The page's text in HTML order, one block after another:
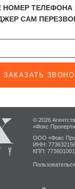
НОМЕР
САМ
ЗАКАЗАТЬ
© 2026
«Фокс
ООО «Фокс
ИНН:
КПП: 773601001